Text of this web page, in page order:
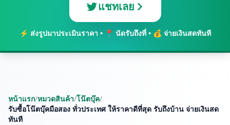
แชทเลย
⚡ ส่งรูปมาประเมินราคา • 📍 นัดรับถึงที่ • 💰 จ่ายเงินสดทันที
หน้าแรก/หมวดสินค้า/โน๊ตบุ๊ค/
รับซื้อโน๊ตบุ๊คมือสอง ทั่วประเทศ ให้ราคาดีที่สุด รับถึงบ้าน จ่ายเงินสด
ทันที